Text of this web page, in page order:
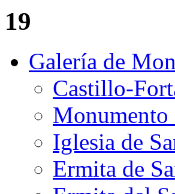
19
Galería de
Castillo-
Monumento
Iglesia de
Ermita de